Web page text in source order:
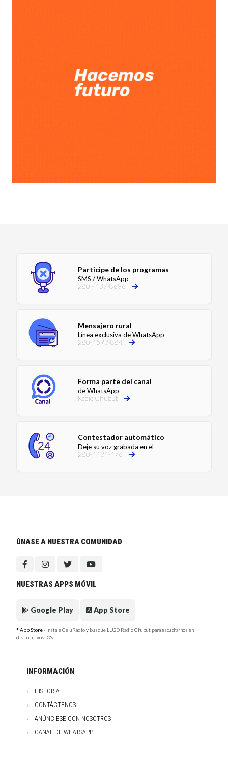
Participe de los programas
SMS / WhatsApp
280 - 437-8696
Mensajero rural
Línea exclusiva de WhatsApp
280-4592-884
Forma parte del canal
de WhatsApp
Radio Chubut
Contestador automático
Deje su voz grabada en el
280-4424-476
ÚNASE A NUESTRA COMUNIDAD
NUESTRAS APPS MÓVIL
Google Play App Store
* App Store- Instale CeluRadio y busque LU20 Radio Chubut para escucharnos en
dispositivos iOS
INFORMACIÓN
HISTORIA
CONTÁCTENOS
ANÚNCIESE CON NOSOTROS
CANAL DE WHATSAPP